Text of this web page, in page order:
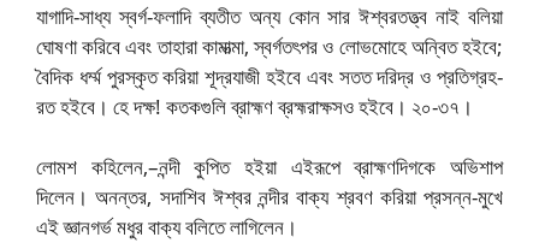
যাগাদি-সাধ্য স্বর্গ-ফলাদি ব্যতীত অন্য কোন সার ঈশ্বরতত্ত্ব নাই বলিয়া
ঘোষণা করিবে এবং তাহারা কামাত্মা, স্বর্গতৎপর ও লোভমোহে অন্বিত হইবে;
বৈদিক ধর্ম্ম পুরস্কৃত করিয়া শূদ্রযাজী হইবে এবং সতত দরিদ্র ও প্রতিগ্রহ-
রত হইবে। হে দক্ষ! কতকগুলি ব্রাহ্মণ ব্রহ্মরাক্ষসও হইবে। ২০-৩৭।
লোমশ কহিলেন,–নন্দী কুপিত হইয়া এইরূপে ব্রাহ্মণদিগকে অভিশাপ
দিলেন। অনন্তর, সদাশিব ঈশ্বর নন্দীর বাক্য শ্রবণ করিয়া প্রসন্ন-মুখে
এই জ্ঞানগর্ভ মধুর বাক্য বলিতে লাগিলেন।